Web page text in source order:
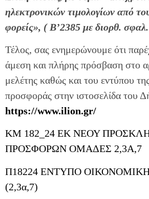
ηλεκτρονικών τιμολογίων από
φορείς», ( Β’2385 με διορθ.
Τέλος, σας ενημερώνουμε ότι
άμεση και πλήρης πρόσβαση στο
μελέτης καθώς και του εντύπου
προσφοράς στην ιστοσελίδα του
https://www.ilion.gr/
ΚΜ 182_24 ΕΚ ΝΕΟΥ
ΠΡΟΣΦΟΡΩΝ ΟΜΑΔΕΣ 2,3Α,7
Π18224 ΕΝΤΥΠΟ
(2,3α,7)